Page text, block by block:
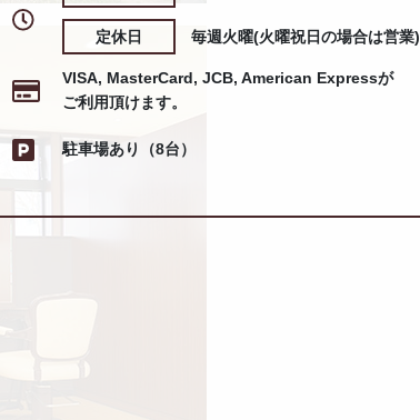
定休日 毎週火曜(火曜祝日の場合は営業)
VISA, MasterCard, JCB, American Expressが
ご利用頂けます。
駐車場あり（8台）